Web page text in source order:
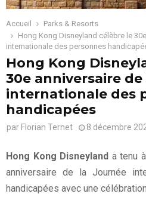
Accueil
Parks & Resorts
Hong Kong Disneyland célèbre le
internationale des personnes
Hong Kong
30e anniversaire
internationale des
handicapées
par Florian Ternet 8 décembre
Hong Kong Disneyland a tenu
anniversaire de la Journée
handicapées avec une